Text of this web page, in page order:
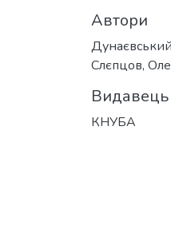
Автори
Слєпцов,
Видавець
КНУБА